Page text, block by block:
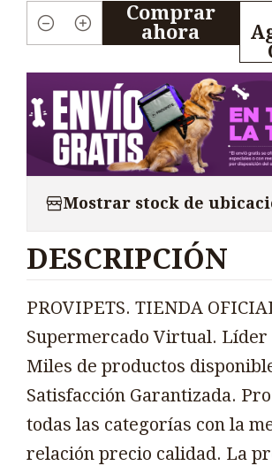
Cantidad
Comprar
ahora
Mostrar stock de
DESCRIPCIÓN
PROVIPETS. TIENDA
Supermercado Virtual. Líder
Miles de productos
Satisfacción Garantizada.
todas las categorías con la
relación precio calidad. La